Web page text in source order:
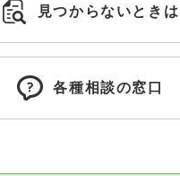
見つからないときは
各種相談の窓口